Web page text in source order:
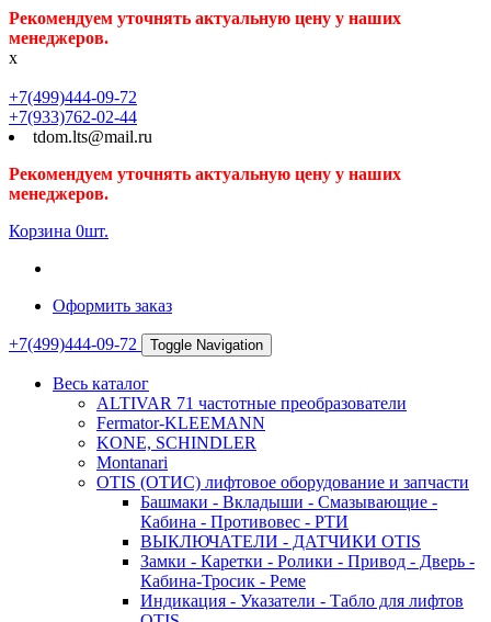
Рекомендуем уточнять актуальную цену у наших
менеджеров.
x
+7(499)444-09-72
+7(933)762-02-44
tdom.lts@mail.ru
Рекомендуем уточнять актуальную цену у наших
менеджеров.
Корзина 0шт.
Оформить заказ
+7(499)444-09-72 Toggle Navigation
Весь каталог
ALTIVAR 71 частотные преобразователи
Fermator-KLEEMANN
KONE, SCHINDLER
Montanari
OTIS (ОТИС) лифтовое оборудование и запчасти
Башмаки - Вкладыши - Смазывающие -
Кабина - Противовес - РТИ
ВЫКЛЮЧАТЕЛИ - ДАТЧИКИ OTIS
Замки - Каретки - Ролики - Привод - Дверь -
Кабина-Тросик - Реме
Индикация - Указатели - Табло для лифтов